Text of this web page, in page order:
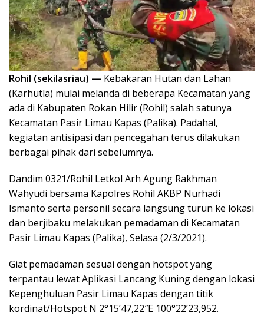
Rohil (sekilasriau) — Kebakaran Hutan dan Lahan
(Karhutla) mulai melanda di beberapa Kecamatan yang
ada di Kabupaten Rokan Hilir (Rohil) salah satunya
Kecamatan Pasir Limau Kapas (Palika). Padahal,
kegiatan antisipasi dan pencegahan terus dilakukan
berbagai pihak dari sebelumnya.
Dandim 0321/Rohil Letkol Arh Agung Rakhman
Wahyudi bersama Kapolres Rohil AKBP Nurhadi
Ismanto serta personil secara langsung turun ke lokasi
dan berjibaku melakukan pemadaman di Kecamatan
Pasir Limau Kapas (Palika), Selasa (2/3/2021).
Giat pemadaman sesuai dengan hotspot yang
terpantau lewat Aplikasi Lancang Kuning dengan lokasi
Kepenghuluan Pasir Limau Kapas dengan titik
kordinat/Hotspot N 2°15’47,22″E 100°22’23,952.